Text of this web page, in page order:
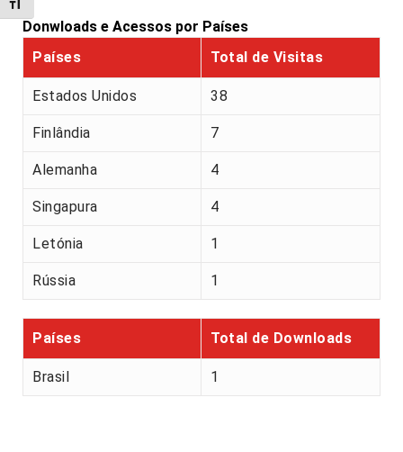
Alternar tamanho da fonte
Donwloads e Acessos por Países
Países
Total de Visitas
Estados Unidos 38
Finlândia 7
Alemanha 4
Singapura 4
Letónia 1
Rússia 1
Países Total de Downloads
Brasil 1